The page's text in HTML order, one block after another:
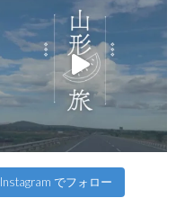
Instagram でフォロー